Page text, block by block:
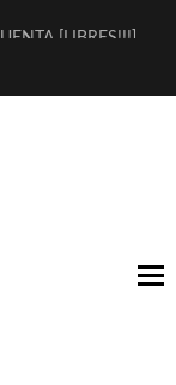
[LIBRES!!!]
MONFORT
TEATRAL CLAUDIO
DEL TOMATAZO
3.0] EN EXVITA
[RELATIVA